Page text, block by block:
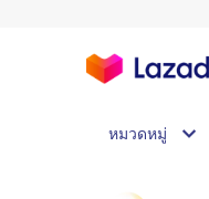
หมวดหมู่